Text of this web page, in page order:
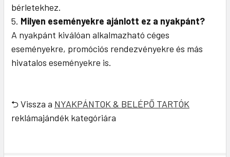
bérletekhez.
Milyen eseményekre ajánlott ez a nyakpánt?
A nyakpánt kiválóan alkalmazható céges
eseményekre, promóciós rendezvényekre és más
hivatalos eseményekre is.
⮌ Vissza a NYAKPÁNTOK & BELÉPŐ TARTÓK
reklámajándék kategóriára